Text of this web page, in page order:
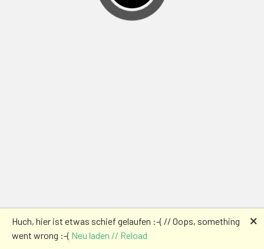
Huch, hier ist etwas schief gelaufen :-( // Oops, something
went wrong :-( Neu laden // Reload
🗙